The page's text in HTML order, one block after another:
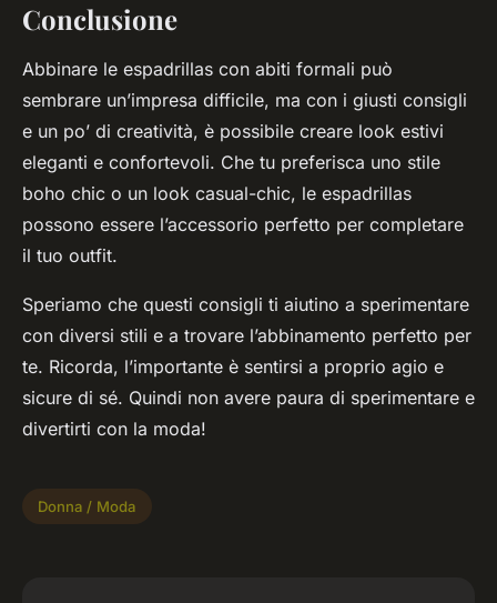
Conclusione
Abbinare le espadrillas con abiti formali può
sembrare un’impresa difficile, ma con i giusti consigli
e un po’ di creatività, è possibile creare look estivi
eleganti e confortevoli. Che tu preferisca uno stile
boho chic o un look casual-chic, le espadrillas
possono essere l’accessorio perfetto per completare
il tuo outfit.
Speriamo che questi consigli ti aiutino a sperimentare
con diversi stili e a trovare l’abbinamento perfetto per
te. Ricorda, l’importante è sentirsi a proprio agio e
sicure di sé. Quindi non avere paura di sperimentare e
divertirti con la moda!
Donna / Moda